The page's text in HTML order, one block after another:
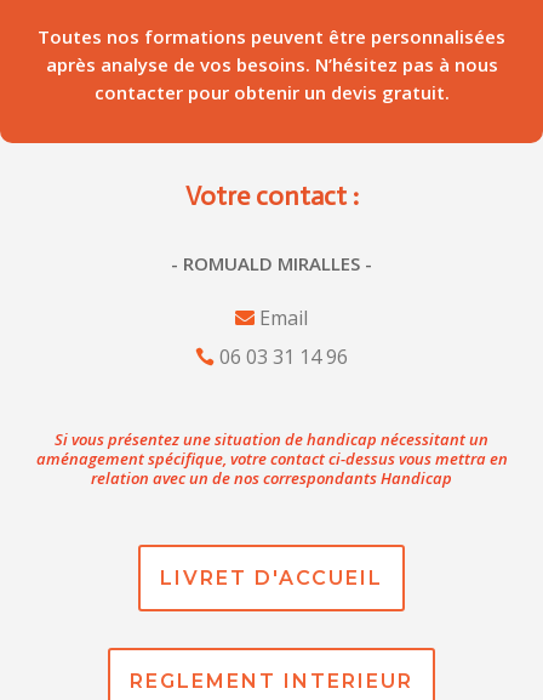
Toutes nos formations peuvent être personnalisées
après analyse de vos besoins. N’hésitez pas à nous
contacter pour obtenir un devis gratuit.
Votre contact :
- ROMUALD MIRALLES -
Email
06 03 31 14 96
Si vous présentez une situation de handicap nécessitant un
aménagement spécifique, votre contact ci-dessus vous mettra en
relation avec un de nos correspondants Handicap
LIVRET D'ACCUEIL
REGLEMENT INTERIEUR